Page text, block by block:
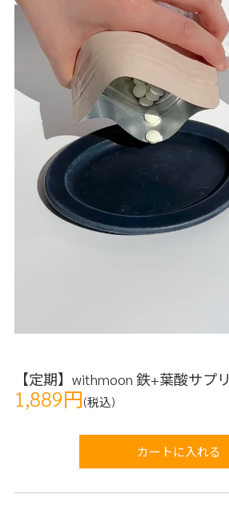
【定期】withmoon 鉄+葉酸サプリ
1,889円(税込)
カートに入れる